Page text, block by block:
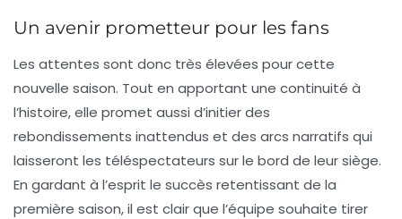
Un avenir prometteur pour les fans
Les attentes sont donc très élevées pour cette
nouvelle saison. Tout en apportant une continuité à
l’histoire, elle promet aussi d’initier des
rebondissements inattendus et des arcs narratifs qui
laisseront les téléspectateurs sur le bord de leur siège.
En gardant à l’esprit le succès retentissant de la
première saison, il est clair que l’équipe souhaite tirer